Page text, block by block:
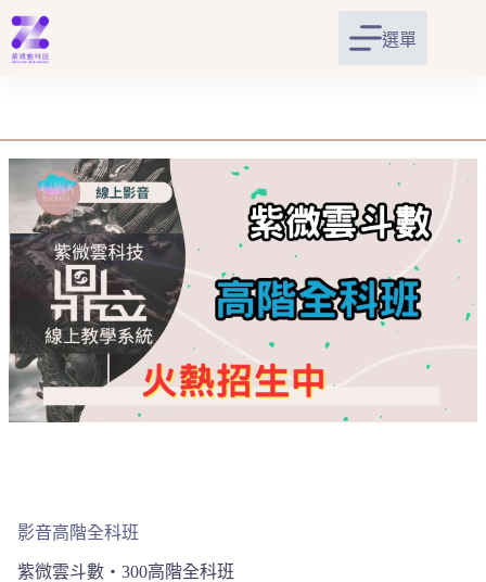
跳
至
主
容
選單
影音高階全科班
紫微雲斗數‧300高階全科班